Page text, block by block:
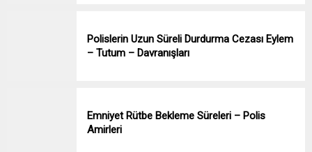
Polislerin Uzun Süreli Durdurma Cezası Eylem
– Tutum – Davranışları
Emniyet Rütbe Bekleme Süreleri – Polis
Amirleri